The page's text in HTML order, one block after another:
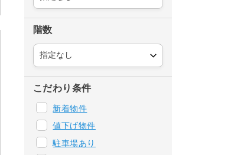
階数
こだわり条件
新着物件
値下げ物件
駐車場あり